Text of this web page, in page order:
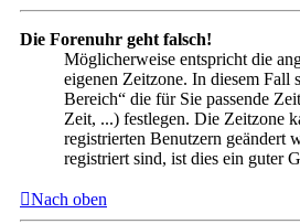
Die Forenuhr geht falsch!
Möglicherweise entspricht die
eigenen Zeitzone. In diesem Fall
Bereich“ die für Sie passende
Zeit, ...) festlegen. Die Zeitzone
registrierten Benutzern geändert
registriert sind, ist dies ein guter
Nach oben